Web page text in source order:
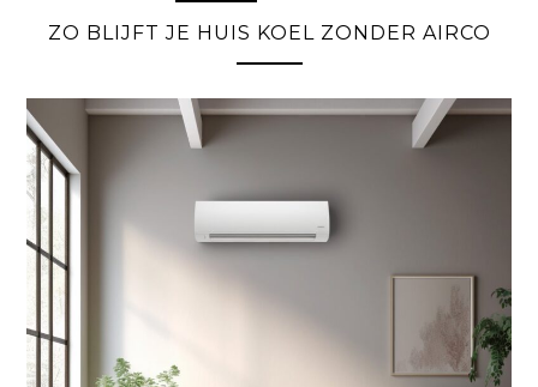
ZO BLIJFT JE HUIS KOEL ZONDER AIRCO